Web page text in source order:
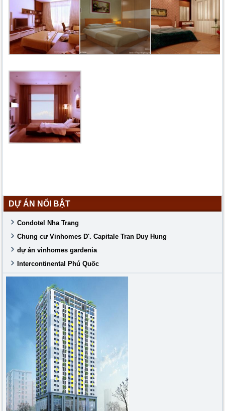
DỰ ÁN NỔI BẬT
Condotel Nha Trang
Chung cư Vinhomes D'. Capitale Tran Duy Hung
dự án vinhomes gardenia
Intercontinental Phú Quốc